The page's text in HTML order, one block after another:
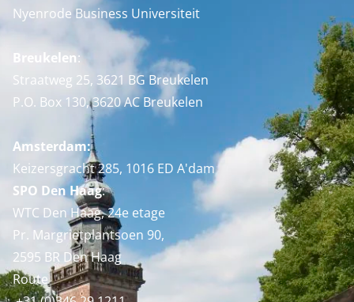
Nyenrode Business Universiteit
Breukelen:
Straatweg 25, 3621 BG Breukelen
P.O. Box 130, 3620 AC Breukelen
Amsterdam:
Keizersgracht 285, 1016 ED A'dam
SPO Den Haag:
WTC Den Haag, 24e etage
Pr. Margrietplantsoen 90,
2595 BR Den Haag
Route